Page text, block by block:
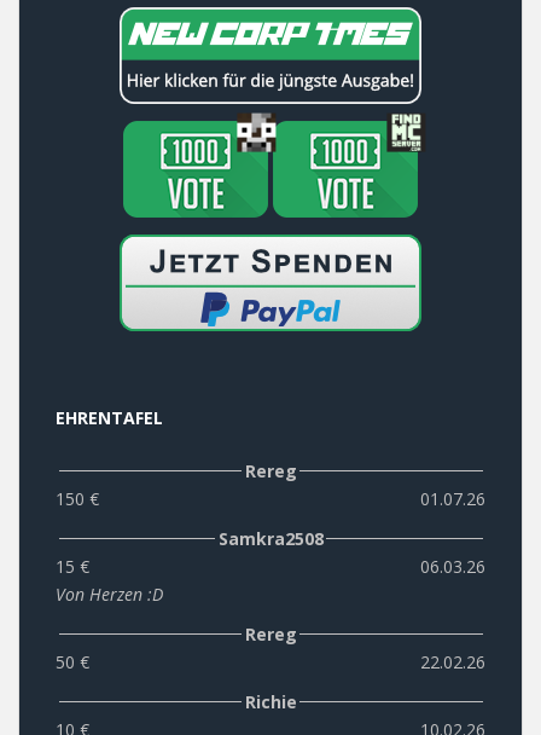
EHRENTAFEL
Rereg
150 €
01.07.26
Samkra2508
15 €
06.03.26
Von Herzen :D
Rereg
50 €
22.02.26
Richie
10 €
10.02.26